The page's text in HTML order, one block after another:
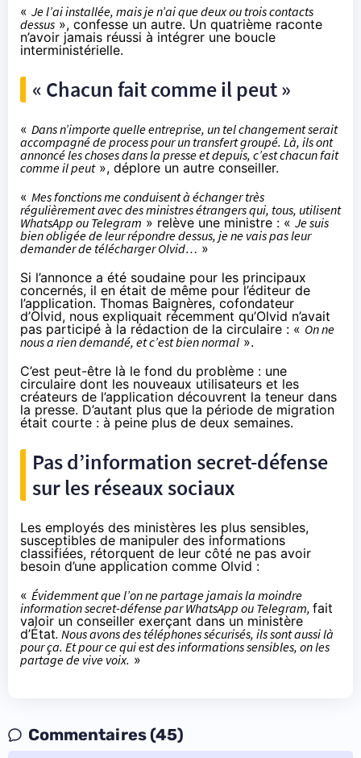
« Je l’ai installée, mais je n’ai que deux ou trois contacts
dessus », confesse un autre. Un quatrième raconte
n’avoir jamais réussi à intégrer une boucle
interministérielle.
« Chacun fait comme il peut »
« Dans n’importe quelle entreprise, un tel changement serait
accompagné de process pour un transfert groupé. Là, ils ont
annoncé les choses dans la presse et depuis, c’est chacun fait
comme il peut», déplore un autre conseiller.
« Mes fonctions me conduisent à échanger très
régulièrement avec des ministres étrangers qui, tous, utilisent
WhatsApp ou Telegram » relève une ministre : « Je suis
bien obligée de leur répondre dessus, je ne vais pas leur
demander de télécharger Olvid… »
Si l’annonce a été soudaine pour les principaux
concernés, il en était de même pour l’éditeur de
l’application. Thomas Baignères, cofondateur
d’Olvid, nous expliquait récemment qu’Olvid n’avait
pas participé à la rédaction de la circulaire : « On ne
nous a rien demandé, et c’est bien normal ».
C’est peut-être là le fond du problème : une
circulaire dont les nouveaux utilisateurs et les
créateurs de l’application découvrent la teneur dans
la presse. D’autant plus que la période de migration
était courte : à peine plus de deux semaines.
Pas d’information secret-défense
sur les réseaux sociaux
Les employés des ministères les plus sensibles,
susceptibles de manipuler des informations
classifiées, rétorquent de leur côté ne pas avoir
besoin d’une application comme Olvid :
« Évidemment que l’on ne partage jamais la moindre
information secret-défense par WhatsApp ou Telegram, fait
valoir un conseiller exerçant dans un ministère
d’État. Nous avons des téléphones sécurisés, ils sont aussi là
pour ça. Et pour ce qui est des informations sensibles, on les
partage de vive voix. »
Commentaires (45)